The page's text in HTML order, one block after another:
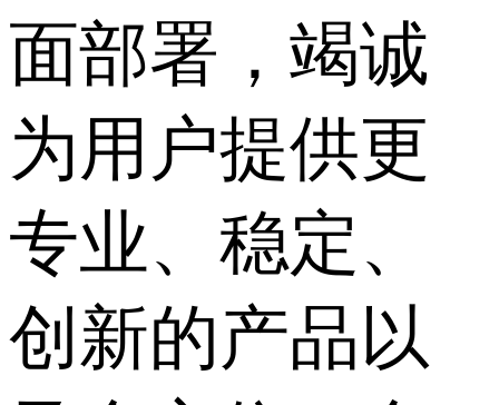
面部署，竭诚
为用户提供更
专业、稳定、
创新的产品以